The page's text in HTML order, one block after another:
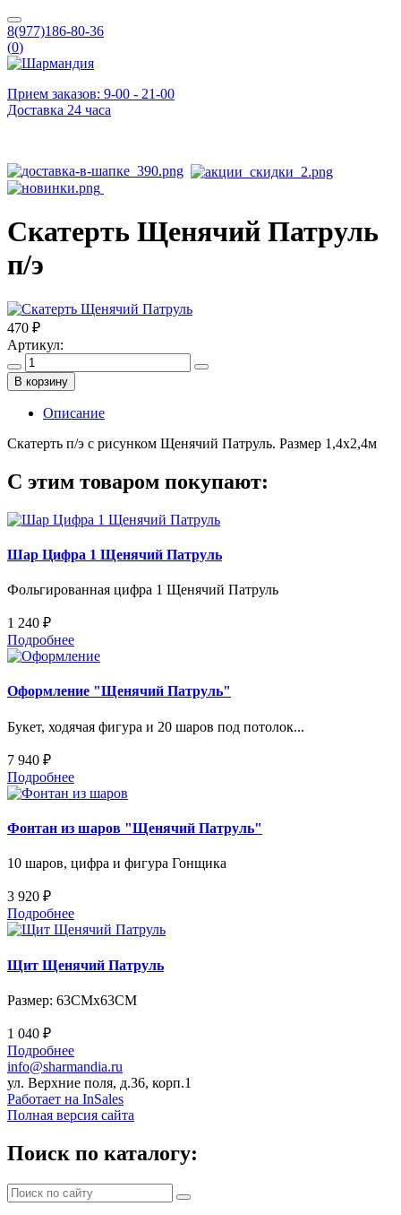
8(977)186-80-36
(0)
Прием заказов: 9-00 - 21-00
Доставка 24 часа
Скатерть Щенячий Патруль
п/э
470 ₽
Артикул:
В корзину
Описание
Скатерть п/э с рисунком Щенячий Патруль. Размер 1,4х2,4м
С этим товаром покупают:
Шар Цифра 1 Щенячий Патруль
Фольгированная цифра 1 Щенячий Патруль
1 240 ₽
Подробнее
Оформление "Щенячий Патруль"
Букет, ходячая фигура и 20 шаров под потолок...
7 940 ₽
Подробнее
Фонтан из шаров "Щенячий Патруль"
10 шаров, цифра и фигура Гонщика
3 920 ₽
Подробнее
Щит Щенячий Патруль
Размер: 63CMх63CM
1 040 ₽
Подробнее
info@sharmandia.ru
ул. Верхние поля, д.36, корп.1
Работает на InSales
Полная версия сайта
Поиск по каталогу: